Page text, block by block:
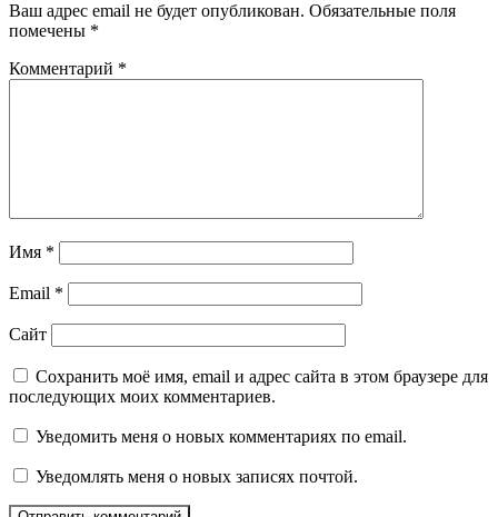
Ваш адрес email не будет опубликован. Обязательные поля
помечены *
Комментарий *
Имя *
Email *
Сайт
Сохранить моё имя, email и адрес сайта в этом браузере для
последующих моих комментариев.
Уведомить меня о новых комментариях по email.
Уведомлять меня о новых записях почтой.